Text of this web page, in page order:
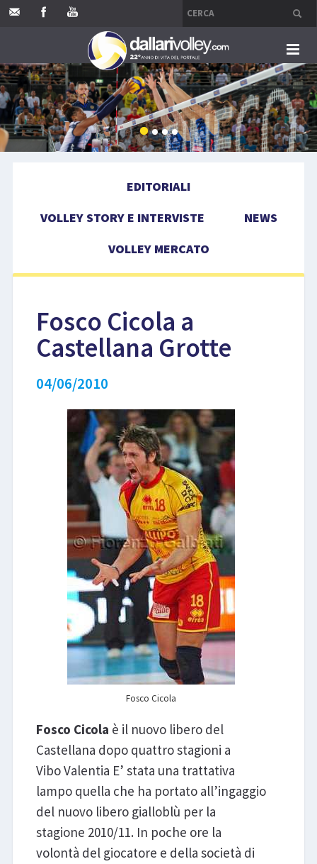
HOME
EDITORIALI
VOLLEY MERCATO
COMPETIZIONI
EVENTI
LIBRI
EDITORIALI
VOLLEY STORY E INTERVISTE
NEWS
VOLLEY MERCATO
Fosco Cicola a
Castellana Grotte
04/06/2010
Fosco Cicola
Fosco Cicola è il nuovo libero del
Castellana dopo quattro stagioni a
Vibo Valentia E’ stata una trattativa
lampo quella che ha portato all’ingaggio
del nuovo libero gialloblù per la
stagione 2010/11. In poche ore la
volontà del giocatore e della società di